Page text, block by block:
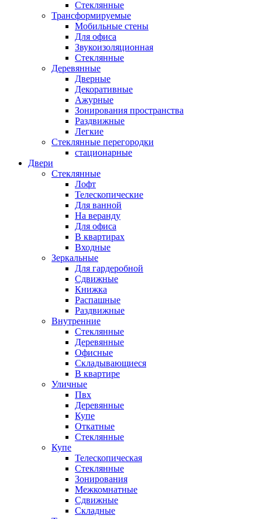
Стеклянные
Трансформируемые
Мобильные стены
Для офиса
Звукоизоляционная
Стеклянные
Деревянные
Дверные
Декоративные
Ажурные
Зонирования пространства
Раздвижные
Легкие
Стеклянные перегородки
стационарные
Двери
Стеклянные
Лофт
Телескопические
Для ванной
На веранду
Для офиса
В квартирах
Входные
Зеркальные
Для гардеробной
Сдвижные
Книжка
Распашные
Раздвижные
Внутренние
Стеклянные
Деревянные
Офисные
Складывающиеся
В квартире
Уличные
Пвх
Деревянные
Купе
Откатные
Стеклянные
Купе
Телескопическая
Стеклянные
Зонирования
Межкомнатные
Сдвижные
Складные